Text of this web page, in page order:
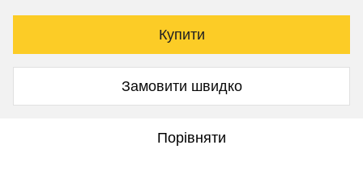
Купити
Замовити швидко
Порівняти